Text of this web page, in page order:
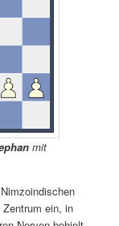
mit
ein, in